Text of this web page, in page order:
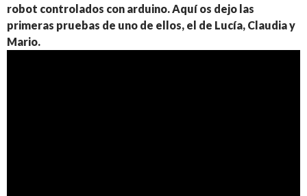
robot controlados con arduino. Aquí os dejo las
primeras pruebas de uno de ellos, el de Lucía, Claudia y
Mario.